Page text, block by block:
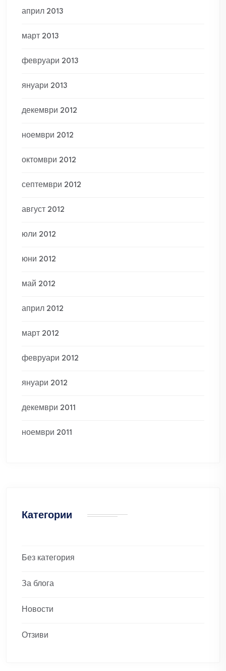
април 2013
март 2013
февруари 2013
януари 2013
декември 2012
ноември 2012
октомври 2012
септември 2012
август 2012
юли 2012
юни 2012
май 2012
април 2012
март 2012
февруари 2012
януари 2012
декември 2011
ноември 2011
Категории
Без категория
За блога
Новости
Отзиви